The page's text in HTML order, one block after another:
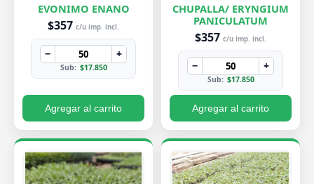
EVONIMO ENANO
$357 c/u imp. incl.
− +
Sub: $17.850
Agregar al carrito
CHUPALLA/ ERYNGIUM
PANICULATUM
$357 c/u imp. incl.
− +
Sub: $17.850
Agregar al carrito